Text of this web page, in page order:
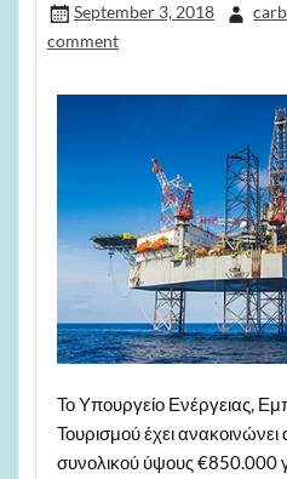
September 3, 2018
comment
Το Υπουργείο Ενέργειας,
Τουρισμού έχει
συνολικού ύψους €850.000